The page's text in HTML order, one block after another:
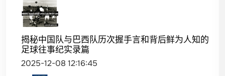
揭秘中国队与巴西队历次握手言和背后鲜为人知的
足球往事纪实录篇
2025-12-08 12:16:45